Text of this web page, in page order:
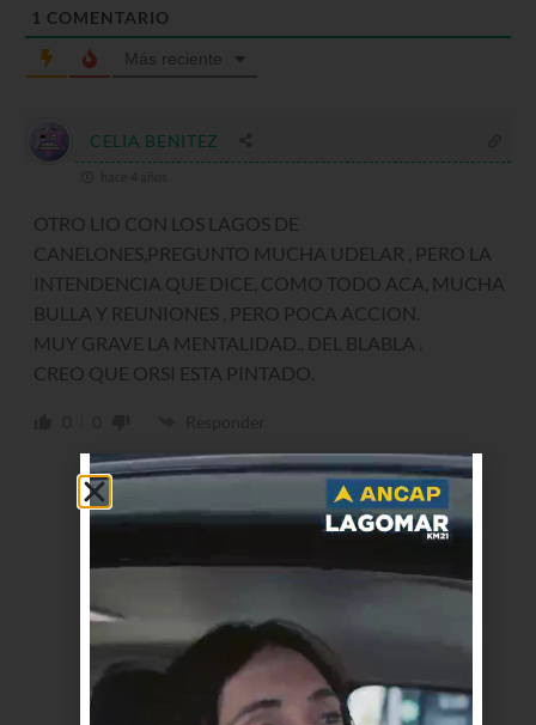
1 COMENTARIO
Más reciente
CELIA BENITEZ
OTRO LIO CON LOS LAGOS DE
CANELONES,PREGUNTO MUCHA UDELAR , PERO LA
INTENDENCIA QUE DICE, COMO TODO ACA, MUCHA
BULLA Y REUNIONES , PERO POCA ACCION.
MUY GRAVE LA MENTALIDAD., DEL BLABLA .
CREO QUE ORSI ESTA PINTADO.